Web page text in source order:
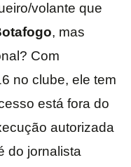
volante que
, mas
Com
no clube, ele tem
está fora do
autorizada
do jornalista